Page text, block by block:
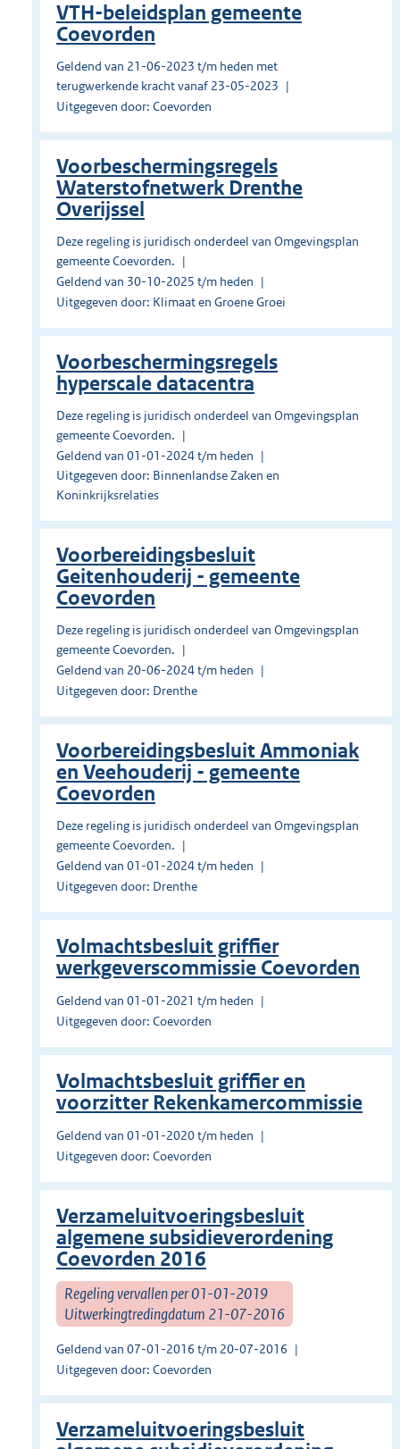
VTH-beleidsplan gemeente
Coevorden
Geldend van 21-06-2023 t/m heden met
terugwerkende kracht vanaf 23-05-2023
Uitgegeven door: Coevorden
Voorbeschermingsregels
Waterstofnetwerk Drenthe
Overijssel
Deze regeling is juridisch onderdeel van Omgevingsplan
gemeente Coevorden.
Geldend van 30-10-2025 t/m heden
Uitgegeven door: Klimaat en Groene Groei
Voorbeschermingsregels
hyperscale datacentra
Deze regeling is juridisch onderdeel van Omgevingsplan
gemeente Coevorden.
Geldend van 01-01-2024 t/m heden
Uitgegeven door: Binnenlandse Zaken en
Koninkrijksrelaties
Voorbereidingsbesluit
Geitenhouderij - gemeente
Coevorden
Deze regeling is juridisch onderdeel van Omgevingsplan
gemeente Coevorden.
Geldend van 20-06-2024 t/m heden
Uitgegeven door: Drenthe
Voorbereidingsbesluit Ammoniak
en Veehouderij - gemeente
Coevorden
Deze regeling is juridisch onderdeel van Omgevingsplan
gemeente Coevorden.
Geldend van 01-01-2024 t/m heden
Uitgegeven door: Drenthe
Volmachtsbesluit griffier
werkgeverscommissie Coevorden
Geldend van 01-01-2021 t/m heden
Uitgegeven door: Coevorden
Volmachtsbesluit griffier en
voorzitter Rekenkamercommissie
Geldend van 01-01-2020 t/m heden
Uitgegeven door: Coevorden
Verzameluitvoeringsbesluit
algemene subsidieverordening
Coevorden 2016
Regeling vervallen per 01-01-2019
Uitwerkingtredingdatum 21-07-2016
Geldend van 07-01-2016 t/m 20-07-2016
Uitgegeven door: Coevorden
Verzameluitvoeringsbesluit